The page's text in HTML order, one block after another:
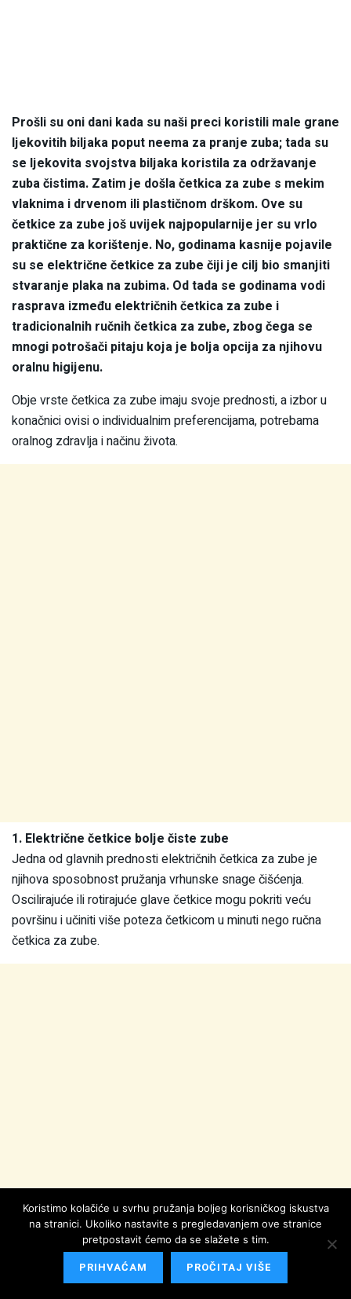
Prošli su oni dani kada su naši preci koristili male grane
ljekovitih biljaka poput neema za pranje zuba; tada su
se ljekovita svojstva biljaka koristila za održavanje
zuba čistima. Zatim je došla četkica za zube s mekim
vlaknima i drvenom ili plastičnom drškom. Ove su
četkice za zube još uvijek najpopularnije jer su vrlo
praktične za korištenje. No, godinama kasnije pojavile
su se električne četkice za zube čiji je cilj bio smanjiti
stvaranje plaka na zubima. Od tada se godinama vodi
rasprava između električnih četkica za zube i
tradicionalnih ručnih četkica za zube, zbog čega se
mnogi potrošači pitaju koja je bolja opcija za njihovu
oralnu higijenu.
Obje vrste četkica za zube imaju svoje prednosti, a izbor u
konačnici ovisi o individualnim preferencijama, potrebama
oralnog zdravlja i načinu života.
1. Električne četkice bolje čiste zube
Jedna od glavnih prednosti električnih četkica za zube je
njihova sposobnost pružanja vrhunske snage čišćenja.
Oscilirajuće ili rotirajuće glave četkice mogu pokriti veću
površinu i učiniti više poteza četkicom u minuti nego ručna
četkica za zube.
Koristimo kolačiće u svrhu pružanja boljeg korisničkog iskustva
na stranici. Ukoliko nastavite s pregledavanjem ove stranice
pretpostavit ćemo da se slažete s tim.
PRIHVAĆAM PROČITAJ VIŠE